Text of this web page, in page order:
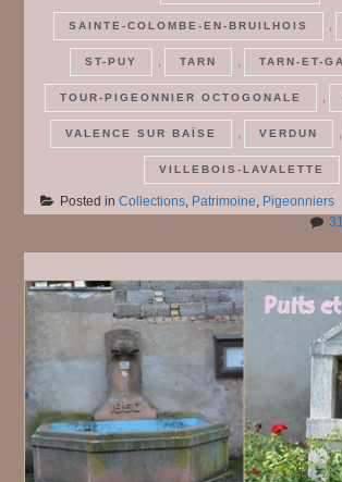
SAINTE-COLOMBE-EN-BRUILHOIS
ST-PUY TARN TARN-ET-
TOUR-PIGEONNIER OCTOGONALE
VALENCE SUR BAÏSE VERDUN
VILLEBOIS-LAVALETTE
Posted inCollections Patrimoine Pigeonniers